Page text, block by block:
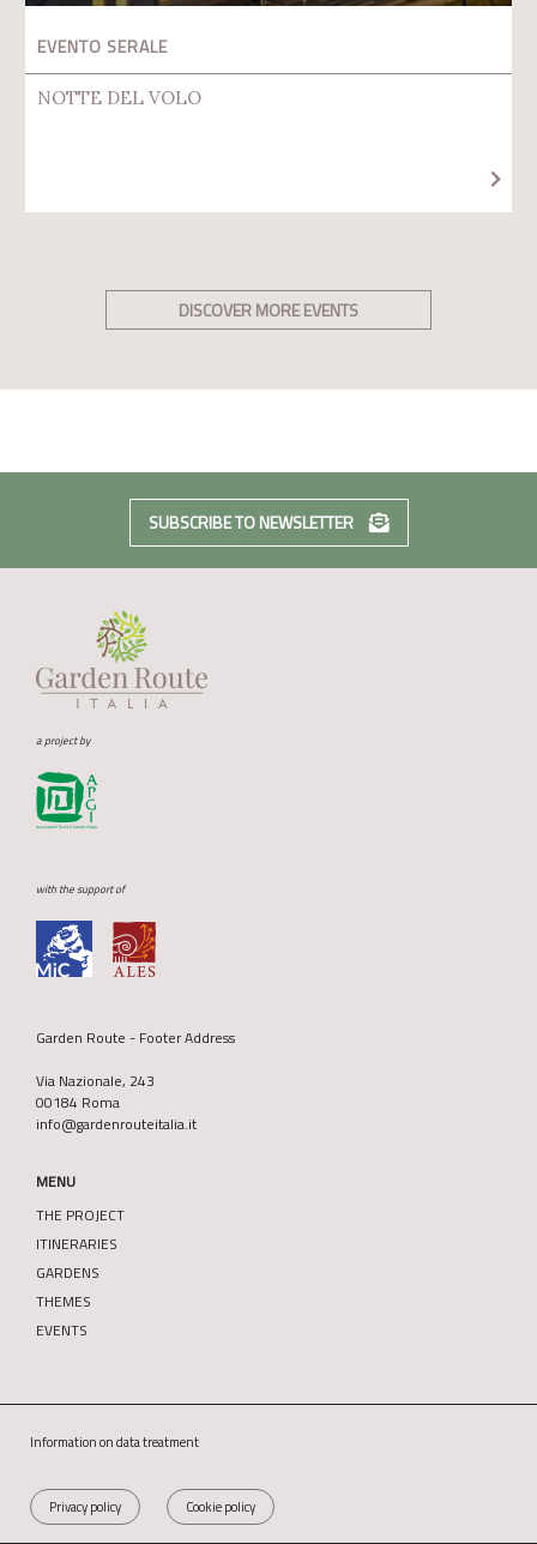
EVENTO SERALE
NOTTE DEL VOLO
DISCOVER MORE EVENTS
SUBSCRIBE TO NEWSLETTER
a project by
with the support of
Garden Route - Footer Address
Via Nazionale, 243
00184 Roma
info@gardenrouteitalia.it
MENU
THE PROJECT
ITINERARIES
GARDENS
THEMES
EVENTS
Information on data treatment
Privacy policy Cookie policy